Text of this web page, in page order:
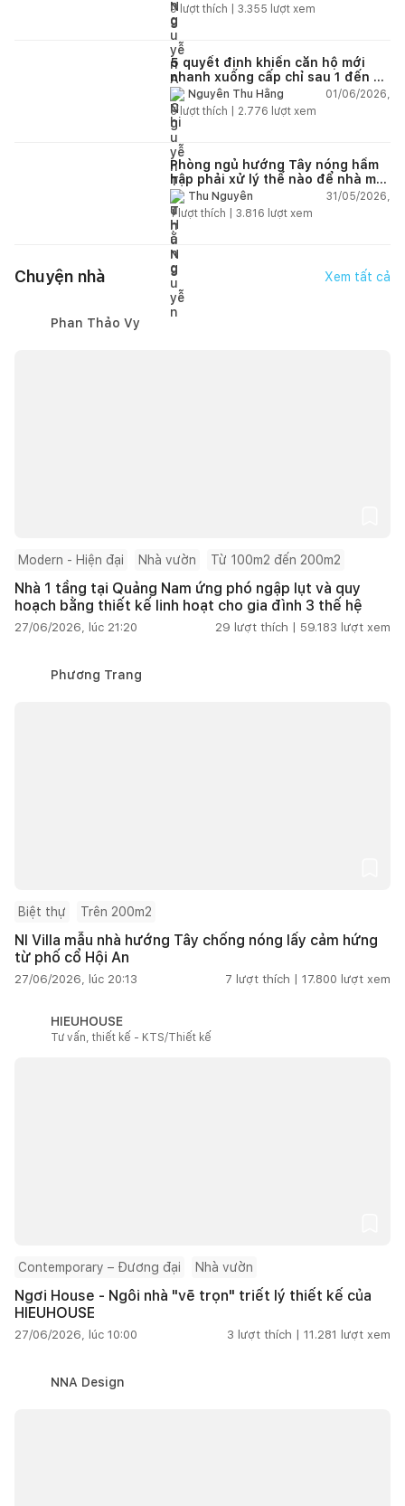
9lượt thích | 3.355 lượt xem
5 quyết định khiến căn hộ mới
nhanh xuống cấp chỉ sau 1 đến 2
nămNguyễn Thu Hằng
01/06/2026,
5lượt thích | 2.776 lượt xem
Phòng ngủ hướng Tây nóng hầm
hập phải xử lý thế nào để nhà mát
hơn?Thu Nguyễn
31/05/2026,
1lượt thích | 3.816 lượt xem
Chuyện nhà Xem tất cả
Phan Thảo Vy
Modern - Hiện đại Nhà vườn Từ 100m2 đến 200m2
Nhà 1 tầng tại Quảng Nam ứng phó ngập lụt và quy
hoạch bằng thiết kế linh hoạt cho gia đình 3 thế hệ
27/06/2026, lúc 21:20 29 lượt thích | 59.183 lượt xem
Phương Trang
Biệt thự Trên 200m2
NI Villa mẫu nhà hướng Tây chống nóng lấy cảm hứng
từ phố cổ Hội An
27/06/2026, lúc 20:13 7 lượt thích | 17.800 lượt xem
HIEUHOUSE
Tư vấn, thiết kế - KTS/Thiết kế
Contemporary – Đương đại Nhà vườn
Ngơi House - Ngôi nhà "vẽ trọn" triết lý thiết kế của
HIEUHOUSE
27/06/2026, lúc 10:00 3 lượt thích | 11.281 lượt xem
NNA Design